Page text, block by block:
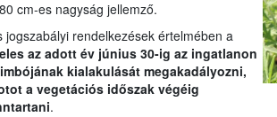
cm-es nagyság jellemző.
jogszabályi rendelkezések értelmében a
az adott év június 30-ig az ingatlanon
kialakulását megakadályozni,
a vegetációs időszak végéig
.